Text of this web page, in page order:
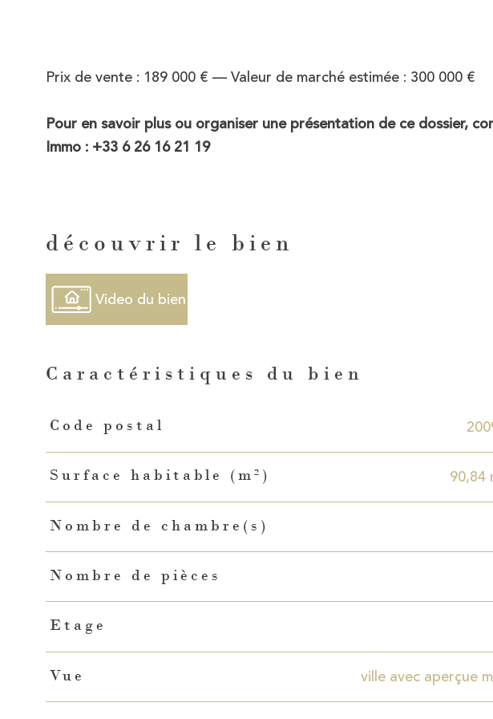
Prix de vente : 189 000 € — Valeur de marché estimée : 300 000 €
Pour en savoir plus ou organiser une présentation de ce dossier,
Immo : +33 6 26 16 21 19
découvrir le bien
Video du bien
Caractéristiques du bien
Caractéristiques
Code postal
Surface habitable (m²) 90,84
Nombre de chambre(s)
Nombre de pièces
Etage
Vue ville avec aperçue